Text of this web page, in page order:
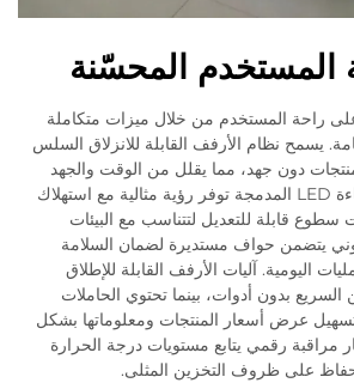
المستخدم المحسّنة
راحة المستخدم من خلال ميزات متكاملة
يسمح نظام الأرفف القابلة للانزلاق السلس
دون جهد، مما يقلل من الوقت والجهد
المطلوبين للصيانة. الإضاءة LED المدمجة توفر رؤية مثالية مع استهلاك
قابلة للتعديل لتتناسب مع البيئات
يتضمن حواف مستديرة لضمان السلامة
اليومية. آليات الأرفف القابلة للإطلاق
السريع بدون أدوات، بينما تحتوي الحاملات
عرض أسعار المنتجات ومعلوماتها بشكل
مراقبة رقمي يتابع مستويات درجة الحرارة
على ظروف التخزين المثلى.